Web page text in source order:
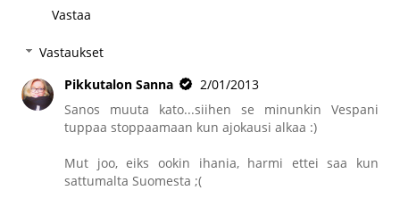
Vastaa
Vastaukset
Pikkutalon Sanna
2/01/2013
Sanos muuta kato...siihen se minunkin Vespani
tuppaa stoppaamaan kun ajokausi alkaa :)
Mut joo, eiks ookin ihania, harmi ettei saa kun
sattumalta Suomesta ;(